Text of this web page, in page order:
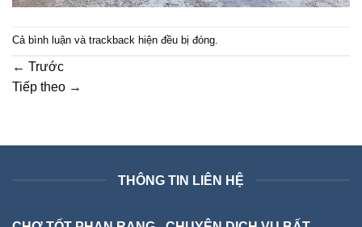
Cả bình luận và trackback hiện đều bị đóng.
← Trước
Tiếp theo →
THÔNG TIN LIÊN HỆ